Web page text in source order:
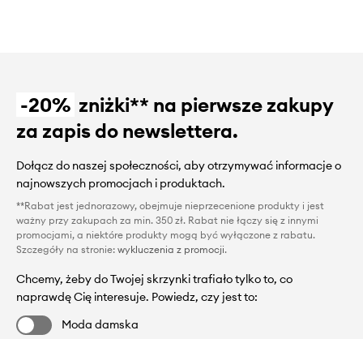
-20% zniżki** na pierwsze zakupy
za zapis do newslettera.
Dołącz do naszej społeczności, aby otrzymywać informacje o
najnowszych promocjach i produktach.
**Rabat jest jednorazowy, obejmuje nieprzecenione produkty i jest
ważny przy zakupach za min. 350 zł. Rabat nie łączy się z innymi
promocjami, a niektóre produkty mogą być wyłączone z rabatu.
Szczegóły na stronie: wykluczenia z promocji.
Chcemy, żeby do Twojej skrzynki trafiało tylko to, co
naprawdę Cię interesuje. Powiedz, czy jest to:
Moda damska